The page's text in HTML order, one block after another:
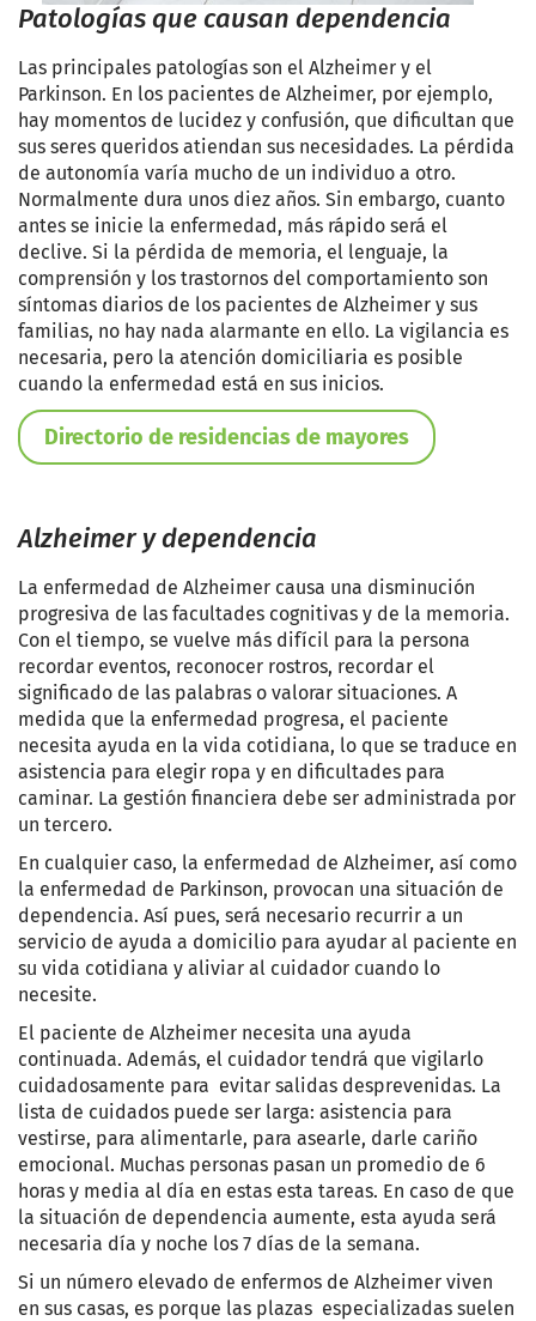
Patologías que causan dependencia
Las principales patologías son el Alzheimer y el
Parkinson. En los pacientes de Alzheimer, por ejemplo,
hay momentos de lucidez y confusión, que dificultan que
sus seres queridos atiendan sus necesidades. La pérdida
de autonomía varía mucho de un individuo a otro.
Normalmente dura unos diez años. Sin embargo, cuanto
antes se inicie la enfermedad, más rápido será el
declive. Si la pérdida de memoria, el lenguaje, la
comprensión y los trastornos del comportamiento son
síntomas diarios de los pacientes de Alzheimer y sus
familias, no hay nada alarmante en ello. La vigilancia es
necesaria, pero la atención domiciliaria es posible
cuando la enfermedad está en sus inicios.
Directorio de residencias de mayores
Alzheimer y dependencia
La enfermedad de Alzheimer causa una disminución
progresiva de las facultades cognitivas y de la memoria.
Con el tiempo, se vuelve más difícil para la persona
recordar eventos, reconocer rostros, recordar el
significado de las palabras o valorar situaciones. A
medida que la enfermedad progresa, el paciente
necesita ayuda en la vida cotidiana, lo que se traduce en
asistencia para elegir ropa y en dificultades para
caminar. La gestión financiera debe ser administrada por
un tercero.
En cualquier caso, la enfermedad de Alzheimer, así como
la enfermedad de Parkinson, provocan una situación de
dependencia. Así pues, será necesario recurrir a un
servicio de ayuda a domicilio para ayudar al paciente en
su vida cotidiana y aliviar al cuidador cuando lo
necesite.
El paciente de Alzheimer necesita una ayuda
continuada. Además, el cuidador tendrá que vigilarlo
cuidadosamente para evitar salidas desprevenidas. La
lista de cuidados puede ser larga: asistencia para
vestirse, para alimentarle, para asearle, darle cariño
emocional. Muchas personas pasan un promedio de 6
horas y media al día en estas esta tareas. En caso de que
la situación de dependencia aumente, esta ayuda será
necesaria día y noche los 7 días de la semana.
Si un número elevado de enfermos de Alzheimer viven
en sus casas, es porque las plazas especializadas suelen